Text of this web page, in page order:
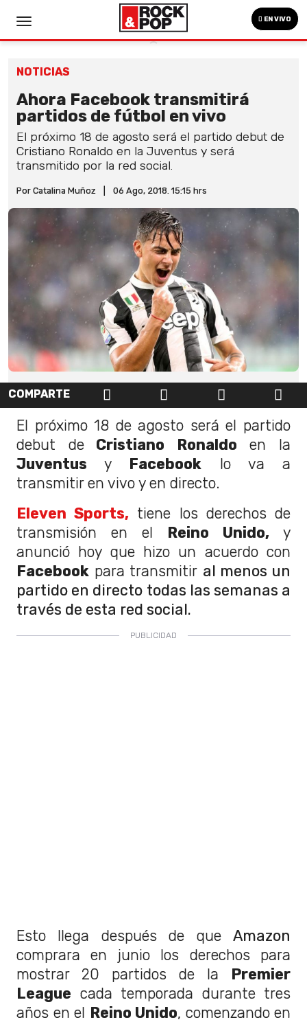
EN VIVO
NOTICIAS
Ahora Facebook transmitirá
partidos de fútbol en vivo
El próximo 18 de agosto será el partido debut de
Cristiano Ronaldo en la Juventus y será
transmitido por la red social.
Por Catalina Muñoz 06 Ago, 2018. 15:15 hrs
COMPARTE
El próximo 18 de agosto será el partido
debut deCristiano Ronaldo en la
Juventus y Facebook lo va a
transmitir en vivo y en directo.
Eleven Sports, tiene los derechos de
transmisión en el Reino Unido, y
anunció hoy que hizo un acuerdo con
Facebook para transmitir al menos un
partido en directo todas las semanas a
través de esta red social.
Esto llega después de que Amazon
comprara en junio los derechos para
mostrar 20 partidos de la Premier
League cada temporada durante tres
años en el Reino Unido, comenzando en